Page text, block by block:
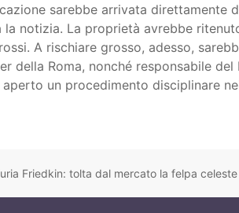
sarebbe arrivata direttamente
la notizia. La proprietà avrebbe
A rischiare grosso, adesso,
della Roma, nonché responsabile
un procedimento disciplinare
Friedkin: tolta dal mercato la felpa celeste